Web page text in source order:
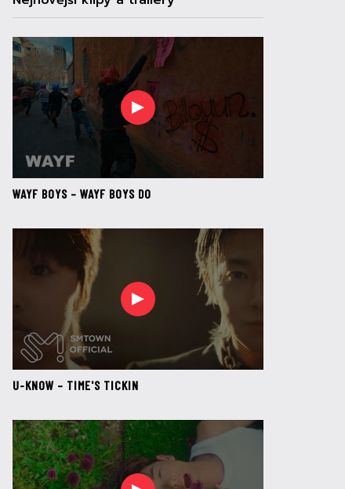
WAYF BOYS – WAYF BOYS DO
U-KNOW – TIME'S TICKIN